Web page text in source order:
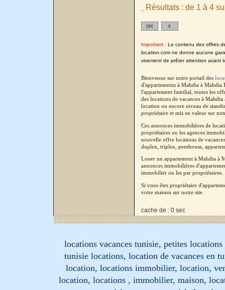
Résultats : de 1 à 4
Important : Le contenu des offres
location.com ne donne aucune
vivement de prêter attention avant
Bienvenue sur notre portail des
d'appartements à Mahdia à
l'appartement familial, toutes les
des locations de vacances à
location ou encore niveau de
propriétaire et mis en valeur sur
Ces annonces immobilières de
propriétaires ou les agences
nouvelle offre locations de
duplex, triplex, penthouse,
Louer un appartement à Mahdia à
annonces immobilières
immobilier ou les par propriétaires.
Si vous êtes propriétaire
votre maison sur notre site.
cache de : 0 sec
locations vacances tunisie, petites
tunisie locations, location de vacances en
location, locations immobilier, location,
location, locations , immobilier, maison,